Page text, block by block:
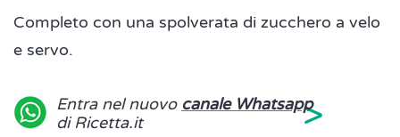
Completo con una spolverata di zucchero a velo
e servo.
Entra nel nuovo canale Whatsapp
di Ricetta.it
>